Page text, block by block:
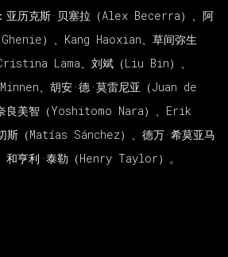
亚历克斯·贝塞拉（Alex Becerra）、阿
）、Kang Haoxian、草间弥生
Lama、刘斌（Liu Bin）、
、胡安·德·莫雷尼亚（Juan de
美智（Yoshitomo Nara）、Erik
斯（Matías Sánchez）、德万·希莫亚马
和亨利·泰勒（Henry Taylor）。